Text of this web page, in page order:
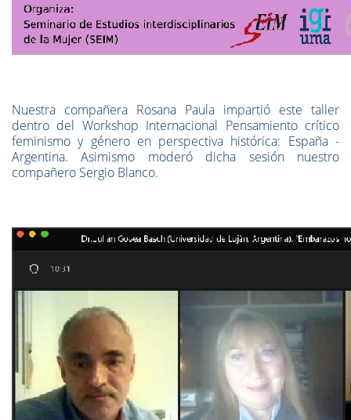
Nuestra compañera Rosana Paula impartió este taller
dentro del Workshop Internacional Pensamiento crítico
feminismo y género en perspectiva histórica: España -
Argentina. Asimismo moderó dicha sesión nuestro
compañero Sergio Blanco.